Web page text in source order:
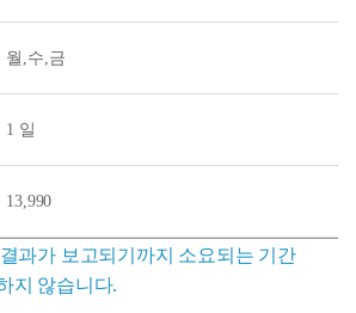
월,수,금
1 일
13,990
과가 보고되기까지 소요되는 기간
지 않습니다.